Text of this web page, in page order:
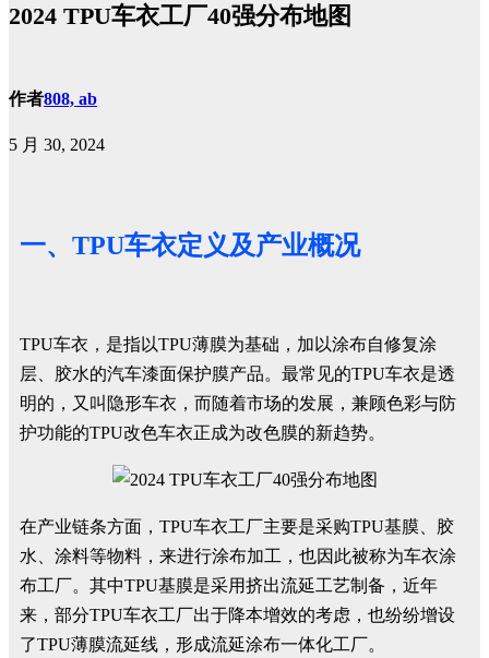
2024 TPU车衣工厂40强分布地图
作者808, ab
5 月 30, 2024
一、TPU车衣定义及产业概况
TPU车衣，是指以TPU薄膜为基础，加以涂布自修复涂
层、胶水的汽车漆面保护膜产品。最常见的TPU车衣是透
明的，又叫隐形车衣，而随着市场的发展，兼顾色彩与防
护功能的TPU改色车衣正成为改色膜的新趋势。
在产业链条方面，TPU车衣工厂主要是采购TPU基膜、胶
水、涂料等物料，来进行涂布加工，也因此被称为车衣涂
布工厂。其中TPU基膜是采用挤出流延工艺制备，近年
来，部分TPU车衣工厂出于降本增效的考虑，也纷纷增设
了TPU薄膜流延线，形成流延涂布一体化工厂。